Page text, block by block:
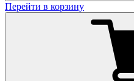
Перейти в корзину